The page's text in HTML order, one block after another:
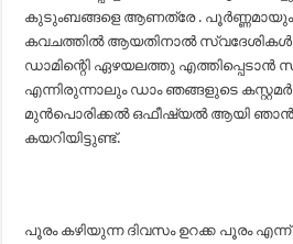
കുടുംബങ്ങളെ ആണത്രേ .
കവചത്തിൽ ആയതിനാൽ
ഡാമിന്റെി ഏഴയലത്തു എത്തിപ്പെടാൻ
എന്നിരുന്നാലും ഡാം ഞങ്ങളുടെ
മുൻപൊരിക്കൽ ഒഫീഷ്യൽ ആയി
കയറിയിട്ടുണ്ട്.
പൂരം കഴിയുന്ന ദിവസം ഉറക്ക പൂരം